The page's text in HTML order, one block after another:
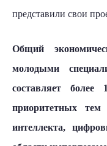
представили свои
Общий
молодыми
составляет
приоритетных тем
интеллекта,